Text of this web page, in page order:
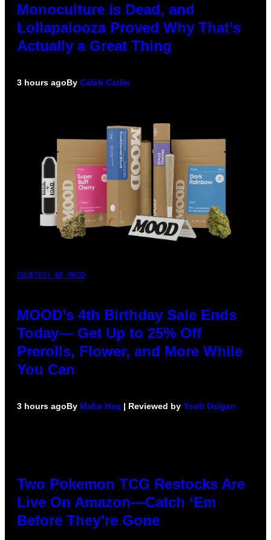
Monoculture is Dead, and
Lollapalooza Proved Why That’s
Actually a Great Thing
3 hours agoBy Caleb Catlin
COURTESY OF MOOD
MOOD’s 4th Birthday Sale Ends
Today— Get Up to 25% Off
Prerolls, Flower, and More While
You Can
3 hours agoBy Maha Haq | Reviewed by Ysolt Usigan
Two Pokemon TCG Restocks Are
Live On Amazon—Catch ‘Em
Before They’re Gone